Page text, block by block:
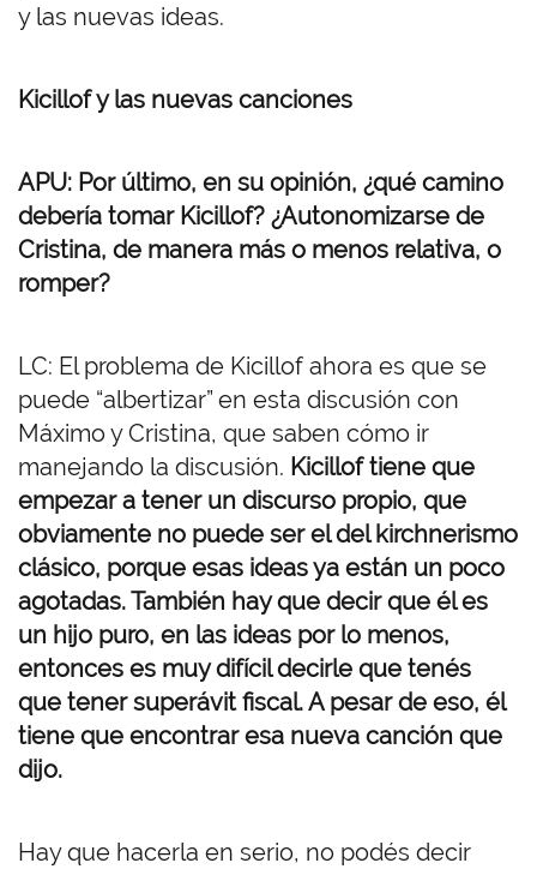
y las nuevas ideas.
Kicillof y las nuevas canciones
APU: Por último, en su opinión, ¿qué camino
debería tomar Kicillof? ¿Autonomizarse de
Cristina, de manera más o menos relativa, o
romper?
LC: El problema de Kicillof ahora es que se
puede “albertizar” en esta discusión con
Máximo y Cristina, que saben cómo ir
manejando la discusión. Kicillof tiene que
empezar a tener un discurso propio, que
obviamente no puede ser el del kirchnerismo
clásico, porque esas ideas ya están un poco
agotadas. También hay que decir que él es
un hijo puro, en las ideas por lo menos,
entonces es muy difícil decirle que tenés
que tener superávit fiscal. A pesar de eso, él
tiene que encontrar esa nueva canción que
dijo.
Hay que hacerla en serio, no podés decir